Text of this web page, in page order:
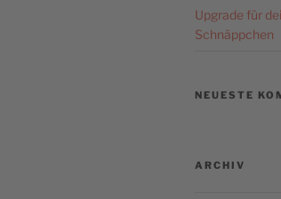
Upgrade für
Schnäppchen
NEUESTE
ARCHIV